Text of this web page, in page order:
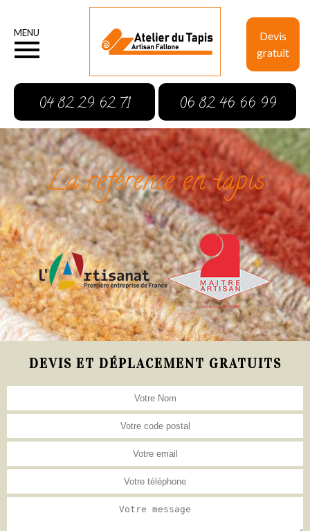
Devis
gratuit
MENU
04 82 29 62 71 06 82 46 66 99
La référence en tapis
DEVIS ET DÉPLACEMENT GRATUITS